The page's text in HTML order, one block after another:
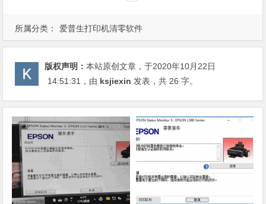
所属分类： 爱普生打印机清零软件
版权声明：本站原创文章，于2020年10月22日
14:51:31 ，由 ksjiexin 发表，共 26 字。